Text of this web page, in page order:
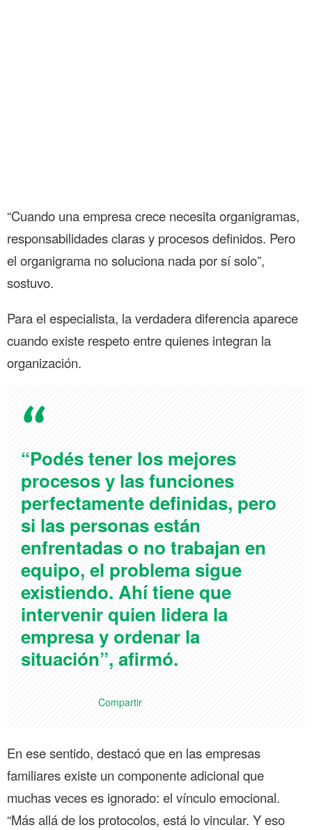
“Cuando una empresa crece necesita organigramas,
responsabilidades claras y procesos definidos. Pero
el organigrama no soluciona nada por sí solo”,
sostuvo.
Para el especialista, la verdadera diferencia aparece
cuando existe respeto entre quienes integran la
organización.
“Podés tener los mejores
procesos y las funciones
perfectamente definidas, pero
si las personas están
enfrentadas o no trabajan en
equipo, el problema sigue
existiendo. Ahí tiene que
intervenir quien lidera la
empresa y ordenar la
situación”, afirmó.
Compartir
En ese sentido, destacó que en las empresas
familiares existe un componente adicional que
muchas veces es ignorado: el vínculo emocional.
“Más allá de los protocolos, está lo vincular. Y eso